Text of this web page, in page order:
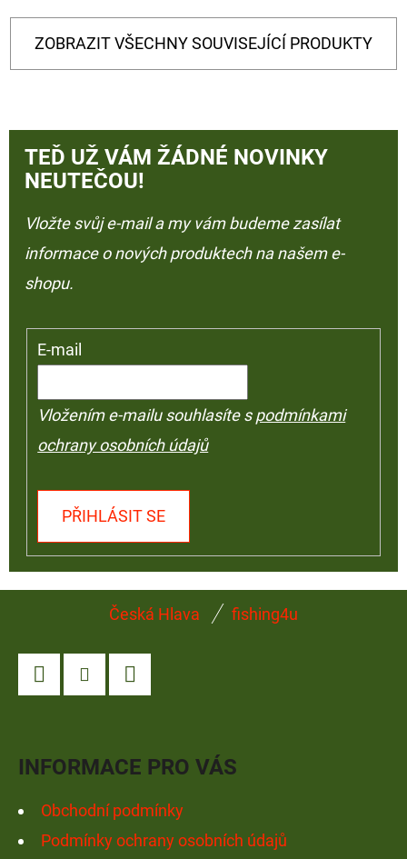
ZOBRAZIT VŠECHNY SOUVISEJÍCÍ PRODUKTY
TEĎ UŽ VÁM ŽÁDNÉ NOVINKY
NEUTEČOU!
Vložte svůj e-mail a my vám budeme zasílat
informace o nových produktech na našem e-
shopu.
E-mail
Vložením e-mailu souhlasíte spodmínkami
ochrany osobních údajů
PŘIHLÁSIT SE
Česká Hlava fishing4u
INFORMACE PRO VÁS
Obchodní podmínky
Podmínky ochrany osobních údajů